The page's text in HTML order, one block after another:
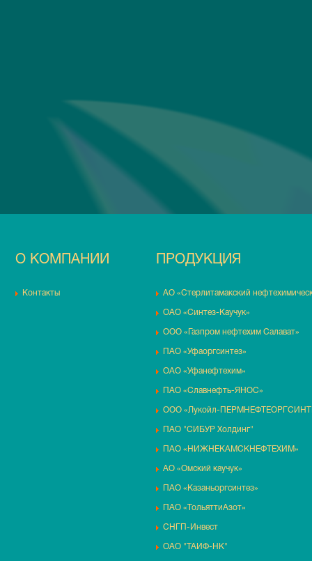
О КОМПАНИИ
Контакты
ПРОДУКЦИЯ
АО «Стерлитамакский
ОАО «Синтез-Каучук»
ООО «Газпром нефтехим Салават»
ПАО «Уфаоргсинтез»
ОАО «Уфанефтехим»
ПАО «Славнефть-ЯНОС»
ООО «Лукойл-
ПАО "СИБУР Холдинг"
ПАО «НИЖНЕКАМСКНЕФТЕХИМ»
АО «Омский каучук»
ПАО «Казаньоргсинтез»
ПАО «ТольяттиАзот»
СНГП-Инвест
ОАО "ТАИФ-НК"